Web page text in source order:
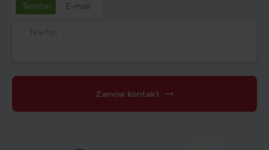
Telefon E-mail
Telefon
Zamów kontakt